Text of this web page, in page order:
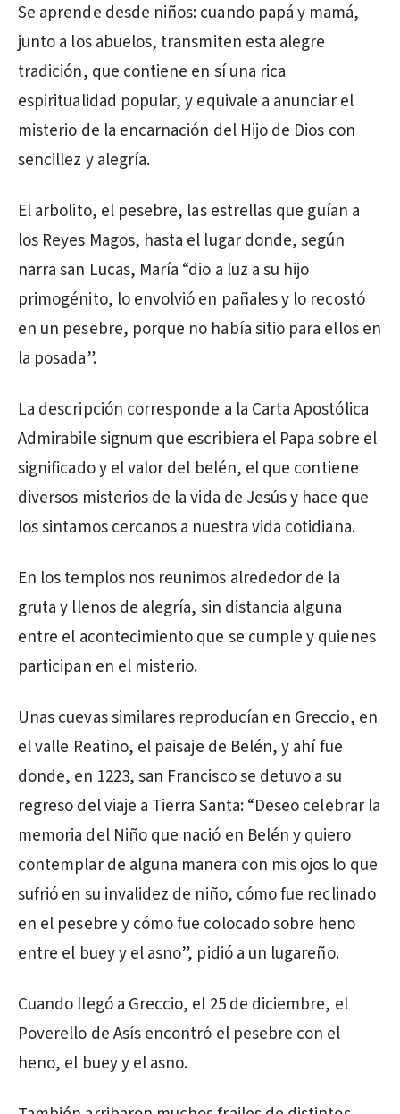
Se aprende desde niños: cuando papá y mamá,
junto a los abuelos, transmiten esta alegre
tradición, que contiene en sí una rica
espiritualidad popular, y equivale a anunciar el
misterio de la encarnación del Hijo de Dios con
sencillez y alegría.
El arbolito, el pesebre, las estrellas que guían a
los Reyes Magos, hasta el lugar donde, según
narra san Lucas, María “dio a luz a su hijo
primogénito, lo envolvió en pañales y lo recostó
en un pesebre, porque no había sitio para ellos en
la posada”.
La descripción corresponde a la Carta Apostólica
Admirabile signum que escribiera el Papa sobre el
significado y el valor del belén, el que contiene
diversos misterios de la vida de Jesús y hace que
los sintamos cercanos a nuestra vida cotidiana.
En los templos nos reunimos alrededor de la
gruta y llenos de alegría, sin distancia alguna
entre el acontecimiento que se cumple y quienes
participan en el misterio.
Unas cuevas similares reproducían en Greccio, en
el valle Reatino, el paisaje de Belén, y ahí fue
donde, en 1223, san Francisco se detuvo a su
regreso del viaje a Tierra Santa: “Deseo celebrar la
memoria del Niño que nació en Belén y quiero
contemplar de alguna manera con mis ojos lo que
sufrió en su invalidez de niño, cómo fue reclinado
en el pesebre y cómo fue colocado sobre heno
entre el buey y el asno”, pidió a un lugareño.
Cuando llegó a Greccio, el 25 de diciembre, el
Poverello de Asís encontró el pesebre con el
heno, el buey y el asno.